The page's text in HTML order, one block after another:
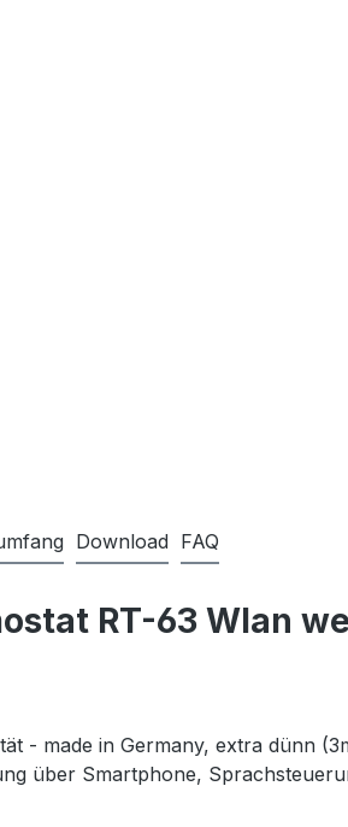
Download FAQ
RT-63 Wlan
- made in Germany, extra dünn
über Smartphone,